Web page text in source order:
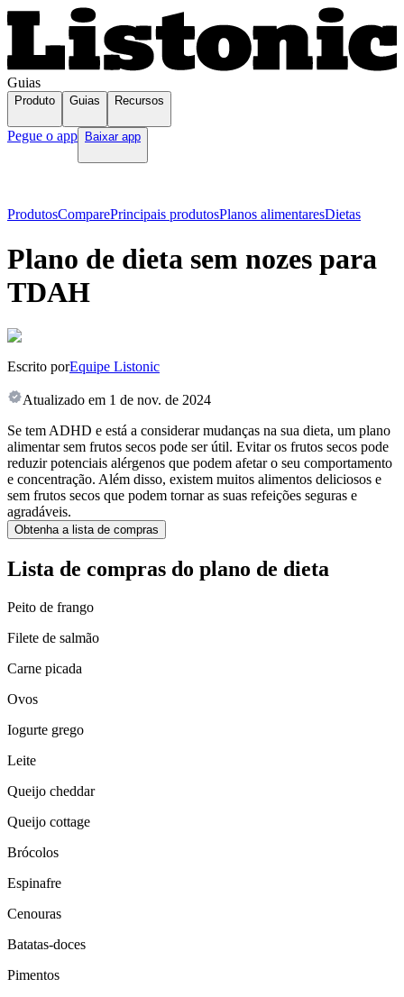
Guias
Produto Guias Recursos
Pegue o app Baixar app
ProdutosComparePrincipais produtosPlanos alimentaresDietas
Plano de dieta sem nozes para
TDAH
Escrito porEquipe Listonic
Atualizado em 1 de nov. de 2024
Se tem ADHD e está a considerar mudanças na sua dieta, um plano
alimentar sem frutos secos pode ser útil. Evitar os frutos secos pode
reduzir potenciais alérgenos que podem afetar o seu comportamento
e concentração. Além disso, existem muitos alimentos deliciosos e
sem frutos secos que podem tornar as suas refeições seguras e
agradáveis.
Obtenha a lista de compras
Lista de compras do plano de dieta
Peito de frango
Filete de salmão
Carne picada
Ovos
Iogurte grego
Leite
Queijo cheddar
Queijo cottage
Brócolos
Espinafre
Cenouras
Batatas-doces
Pimentos